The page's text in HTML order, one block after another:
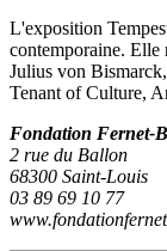
L'exposition
contemporaine. Elle
Julius von
Tenant of Culture,
Fondation Fernet-
2 rue du Ballon
68300 Saint-Louis
03 89 69 10 77